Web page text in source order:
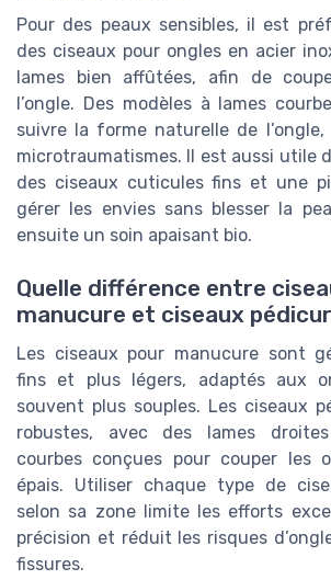
Pour des peaux sensibles, il est
des ciseaux pour ongles en acier
lames bien affûtées, afin de
l’ongle. Des modèles à lames
suivre la forme naturelle de
microtraumatismes. Il est aussi utile
des ciseaux cuticules fins et une
gérer les envies sans blesser la
ensuite un soin apaisant bio.
Quelle différence entre
manucure et ciseaux
Les ciseaux pour manucure sont
fins et plus légers, adaptés aux
souvent plus souples. Les ciseaux
robustes, avec des lames
courbes conçues pour couper les
épais. Utiliser chaque type de
selon sa zone limite les efforts
précision et réduit les risques
fissures.